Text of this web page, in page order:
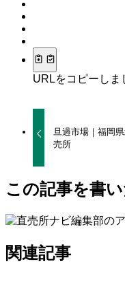
URLをコピーしま
旦過市場｜福岡
売所
この記事を書
関連記事